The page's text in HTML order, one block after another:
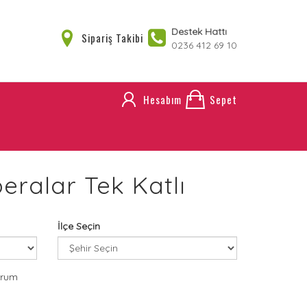
Sipariş Takibi
Destek Hattı
0236 412 69 10
Hesabım Sepet
Tek Katlı
İlçe Seçin